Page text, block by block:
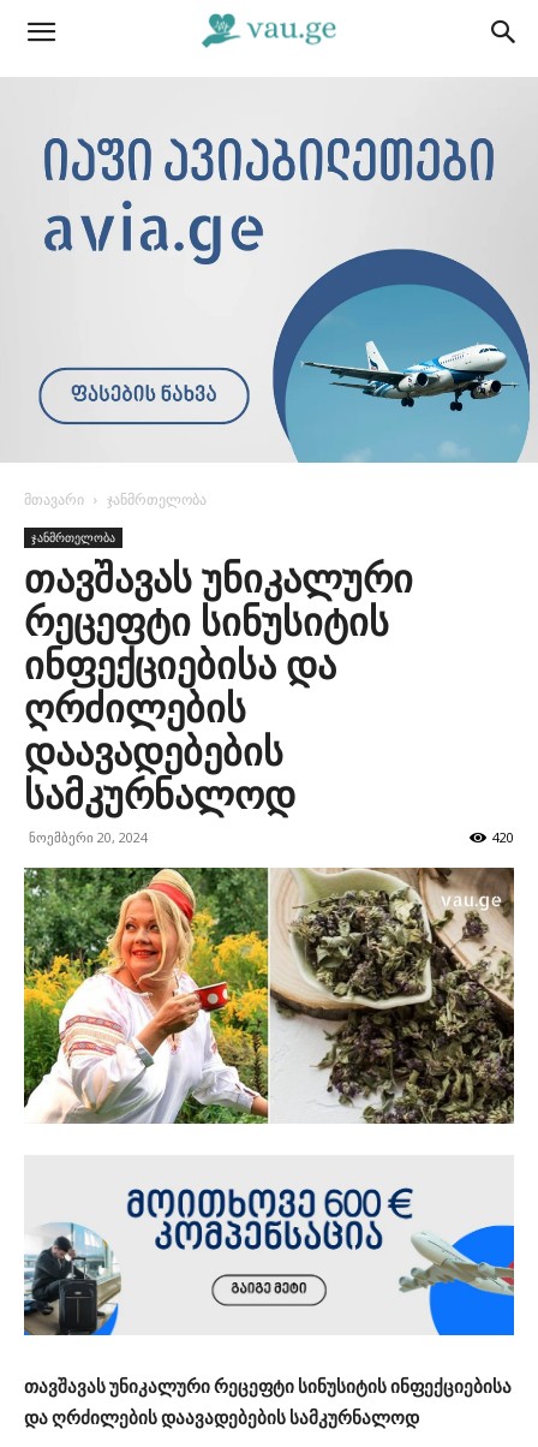
მთავარი ჯანმრთელობა
ჯანმრთელობა
თავშავას უნიკალური
რეცეფტი სინუსიტის
ინფექციებისა და
ღრძილების
დაავადებების
სამკურნალოდ
ნოემბერი 20, 2024 420
თავშავას უნიკალური რეცეფტი სინუსიტის ინფექციებისა
და ღრძილების დაავადებების სამკურნალოდ